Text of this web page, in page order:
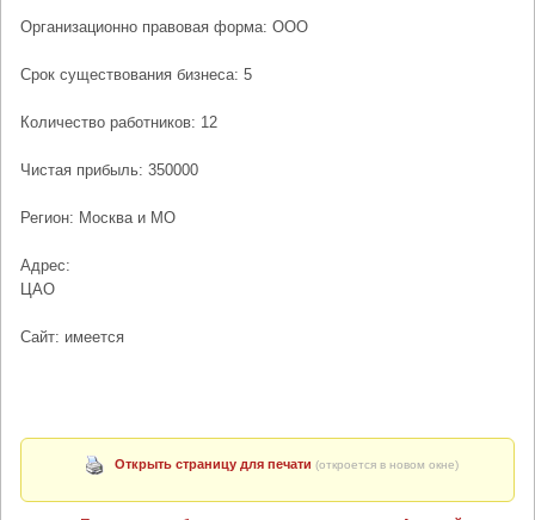
Организационно правовая форма: ООО
Срок существования бизнеса: 5
Количество работников: 12
Чистая прибыль: 350000
Регион: Москва и МО
Адрес:
ЦАО
Сайт: имеется
Открыть страницу для печати (откроется в новом окне)